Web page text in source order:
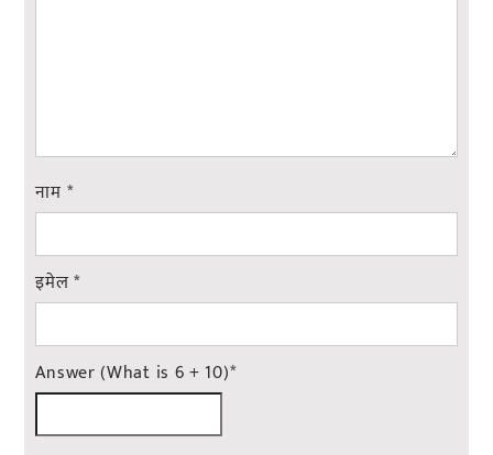
नाम *
इमेल*
Answer (What is 6 + 10)*